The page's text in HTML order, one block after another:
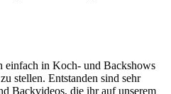
einfach in Koch- und Backshows
stellen. Entstanden sind sehr
Backvideos, die ihr auf unserem